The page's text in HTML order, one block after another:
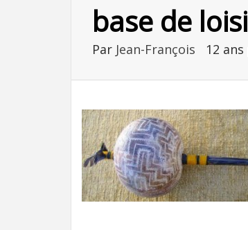
base de
Par Jean-François 12